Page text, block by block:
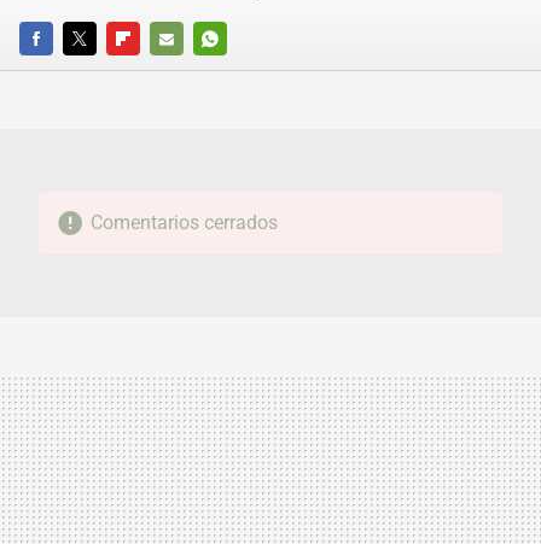
FACEBOOKTWITTERFLIPBOARD
E-
WHATSAPP
Comentarios cerrados